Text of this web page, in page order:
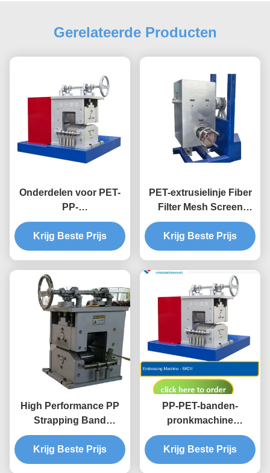
Gerelateerde Producten
Onderdelen voor PET-
PP-
verpakkingsmachines
voor extrusie CNC-
bewerkte onderdelen
Krijg Beste Prijs
PET-extrusielinje Fiber
Filter Mesh Screen
Changer CNC-bewerkte
aluminiumonderdelen
Krijg Beste Prijs
High Performance PP
Strapping Band
Winding Machine
Automatisch
Krijg Beste Prijs
PP-PET-banden-
pronkmachine
automatisch voor
plasticvormmachine
Krijg Beste Prijs